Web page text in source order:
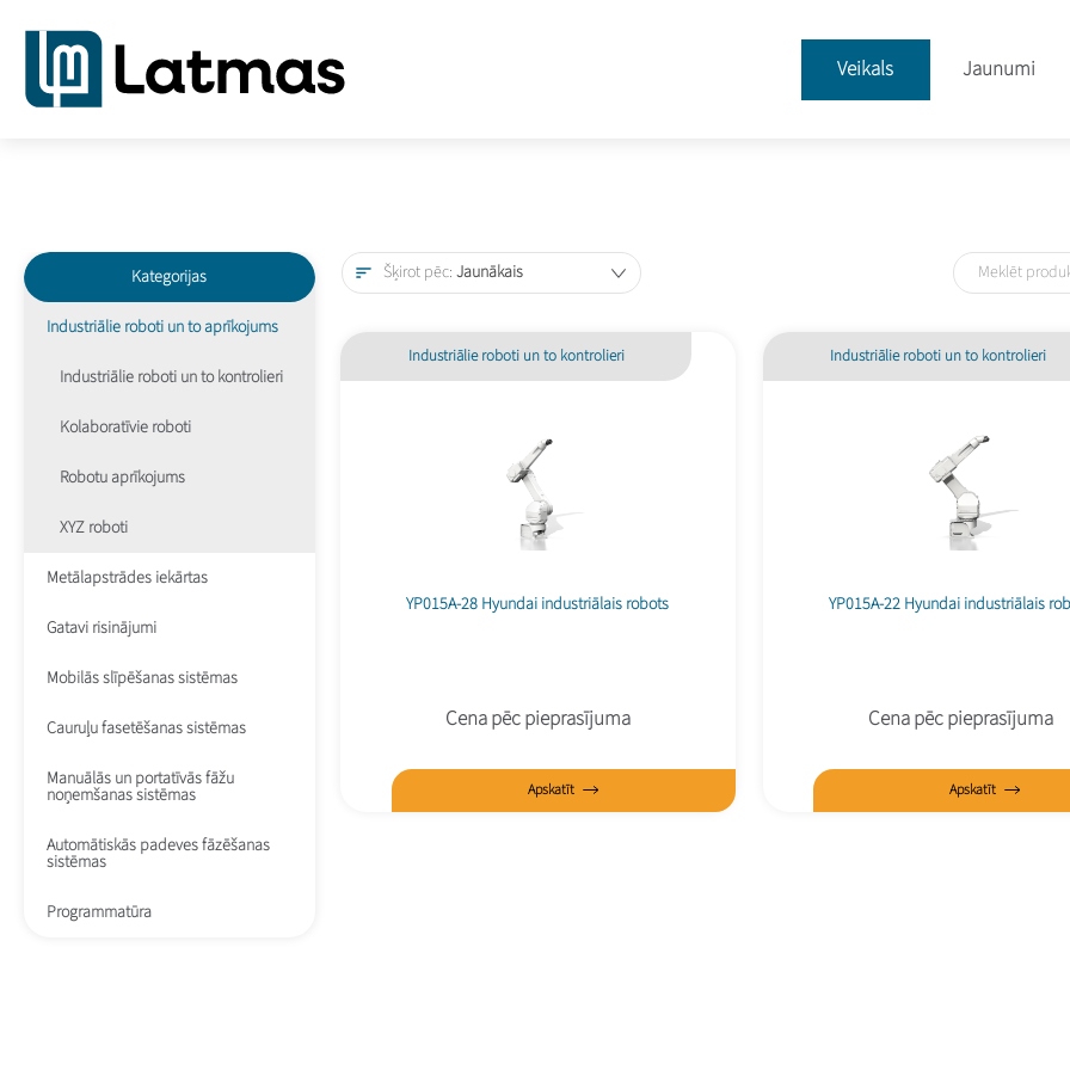
Veikals Jaunumi
Kategorijas
Industriālie roboti un to aprīkojums
Industriālie roboti un to kontrolieri
Kolaboratīvie roboti
Robotu aprīkojums
XYZ roboti
Metālapstrādes iekārtas
Gatavi risinājumi
Mobilās slīpēšanas sistēmas
Cauruļu fasetēšanas sistēmas
Manuālās un portatīvās fāžu
noņemšanas sistēmas
Automātiskās padeves fāzēšanas
sistēmas
Programmatūra
Šķirot pēc: Jaunākais
Industriālie roboti un to kontrolieri
YP015A-28 Hyundai industriālais robots
Cena pēc pieprasījuma
Apskatīt
Industriālie roboti un to kontrolieri
YP015A-22 Hyundai industriālais
Cena pēc pieprasījuma
Apskatīt